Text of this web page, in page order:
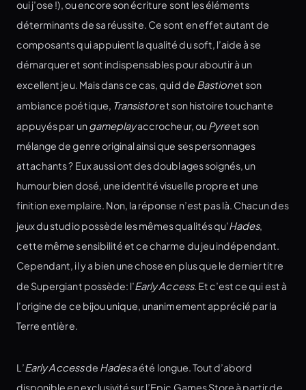
oui j’ose !), ou encore son écriture sont les éléments
déterminants de sa réussite. Ce sont en effet autant de
composants qui appuient la qualité du soft, l’aide à se
démarquer et sont indispensables pour aboutir à un
excellent jeu. Mais dans ce cas, quid de Bastionet son
ambiance poétique, Transistoret son histoire touchante
appuyés par ungameplayaccrocheur, ou Pyreet son
mélange de genre original ainsi que ses personnages
attachants ? Eux aussi ont des doublages soignés, un
humour bien dosé, une identité visuelle propre et une
finition exemplaire. Non, la réponse n’est pas là. Chacun des
jeux du studio possède les mêmes qualités qu’Hades,
cette même sensibilité et ce charme du jeu indépendant.
Cependant, il y a bien une chose en plus que le dernier titre
de Supergiant possède: l’Early Access. Et c’est ce qui est à
l’origine de ce bijou unique, unanimement apprécié par la
Terre entière.
L’Early Accessde Hadesa été longue. Tout d’abord
disponible en exclusivité sur l’Epic Games Store à partir de